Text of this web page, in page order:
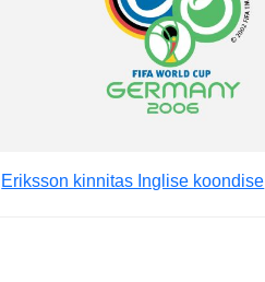
Eriksson kinnitas Inglise koondise